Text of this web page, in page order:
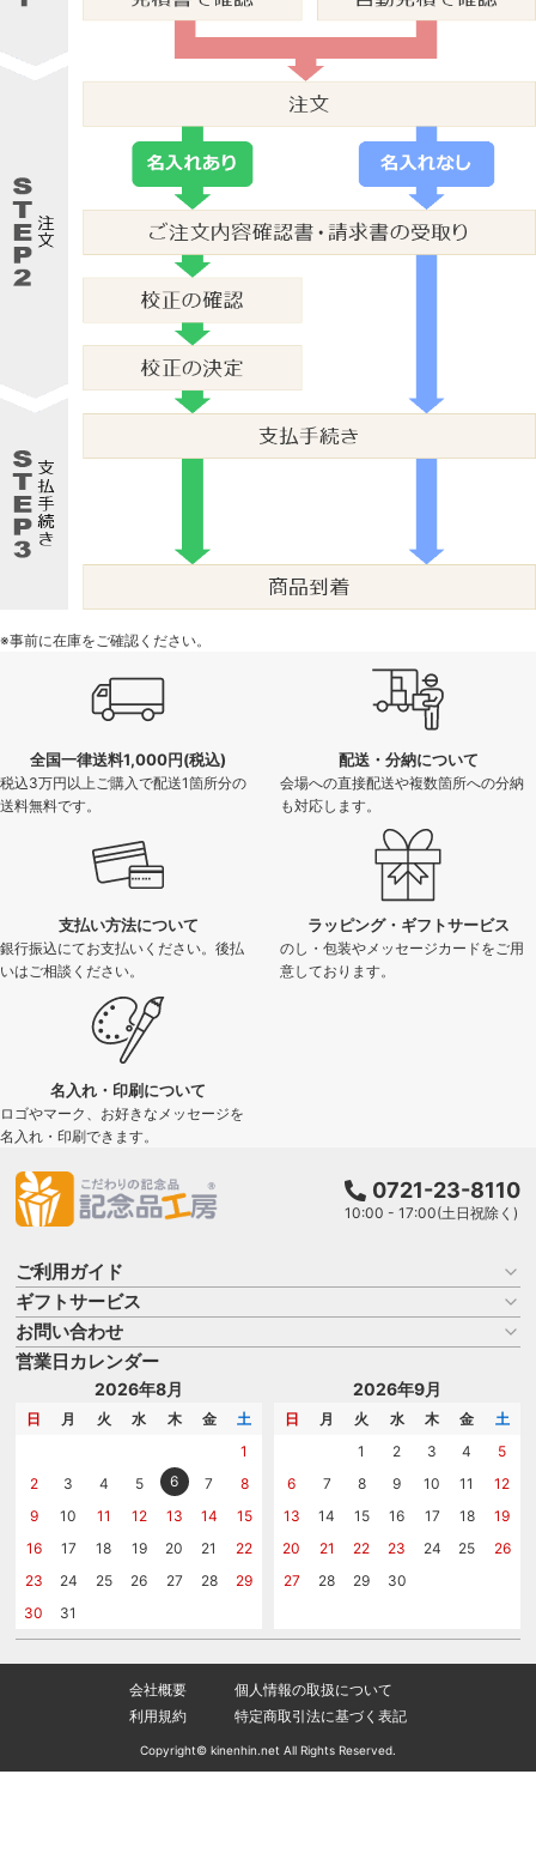
※事前に在庫をご確認ください。
全国一律送料1,000円(税込)
税込3万円以上ご購入で配送1箇所分の
送料無料です。
配送・分納について
会場への直接配送や複数箇所への分納
も対応します。
支払い方法について
銀行振込にてお支払いください。後払
いはご相談ください。
ラッピング・ギフトサービス
のし・包装やメッセージカードをご用
意しております。
名入れ・印刷について
ロゴやマーク、お好きなメッセージを
名入れ・印刷できます。
0721-23-8110
10:00 - 17:00(土日祝除く)
ご利用ガイド
お買い物ガイド
よくある質問
はじめての記念品選び
記念品工房の使い方
ギフトサービス
名入れについて
のし
メッセージカード
お問い合わせ
商品選びを相談する
名入れについて相談する
カタログを請求する
営業日カレンダー
2026年8月
日 月 火 水 木 金
土
1
2
3 4 5 6 7
8
9
10 11 12 13 14
15
16
17 18 19 20 21
22
23
24 25 26 27 28
29
30
31
2026年9月
日 月 火 水 木 金
土
1
2 3 4
5
6
7 8 9 10 11
12
13
14 15 16 17 18
19
20
21 22 23 24 25
26
27
28 29 30
会社概要
個人情報の取扱について
利用規約
特定商取引法に基づく表記
Copyright© kinenhin.net All Rights Reserved.